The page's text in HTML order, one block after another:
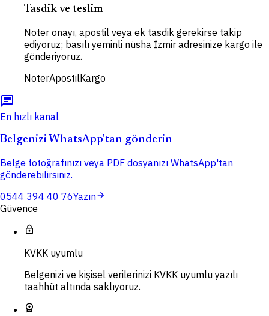
Tasdik ve teslim
Noter onayı, apostil veya ek tasdik gerekirse takip
ediyoruz; basılı yeminli nüsha İzmir adresinize kargo ile
gönderiyoruz.
NoterApostilKargo
chat
En hızlı kanal
Belgenizi WhatsApp'tan gönderin
Belge fotoğrafınızı veya PDF dosyanızı WhatsApp'tan
gönderebilirsiniz.
0544 394 40 76Yazınarrow_forward
Güvence
lock
KVKK uyumlu
Belgenizi ve kişisel verilerinizi KVKK uyumlu yazılı
taahhüt altında saklıyoruz.
workspace_premium